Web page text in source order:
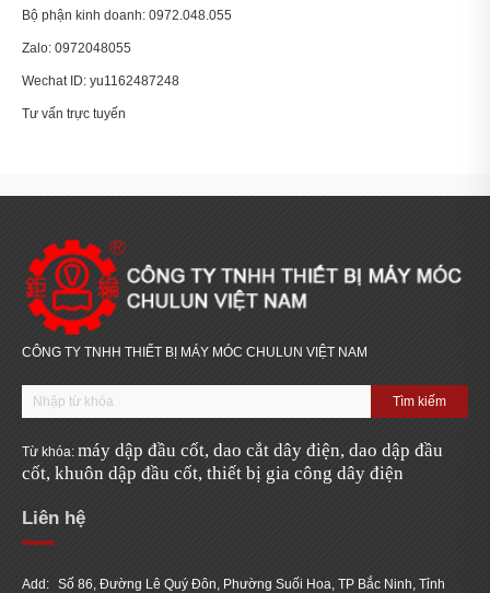
Bộ phận kinh doanh: 0972.048.055
Zalo: 0972048055
Wechat ID: yu1162487248
Tư vấn trực tuyến
CÔNG TY TNHH THIẾT BỊ MÁY MÓC CHULUN VIỆT NAM
Từ khóa: máy dập đầu cốt, dao cắt dây điện, dao dập đầu
cốt, khuôn dập đầu cốt, thiết bị gia công dây điện
Liên hệ
Add: Số 86, Đường Lê Quý Đôn, Phường Suối Hoa, TP Bắc Ninh, Tỉnh